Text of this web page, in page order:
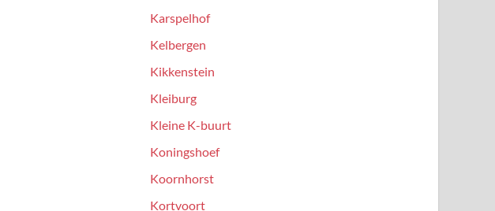
Karspelhof
Kelbergen
Kikkenstein
Kleiburg
Kleine K-buurt
Koningshoef
Koornhorst
Kortvoort